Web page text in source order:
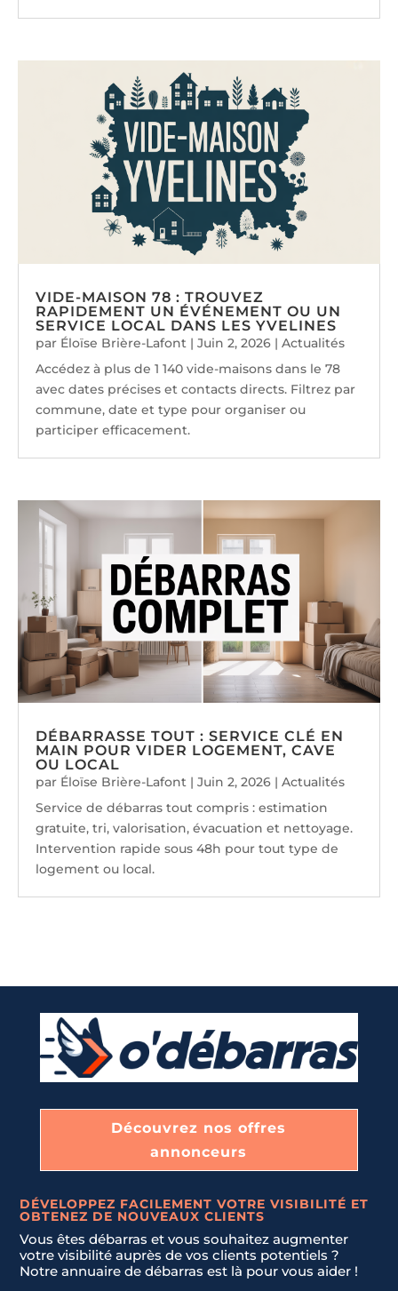
VIDE-MAISON 78 : TROUVEZ
RAPIDEMENT UN ÉVÉNEMENT OU UN
SERVICE LOCAL DANS LES YVELINES
par Éloïse Brière-Lafont |Juin 2, 2026 |Actualités
Accédez à plus de 1 140 vide-maisons dans le 78
avec dates précises et contacts directs. Filtrez par
commune, date et type pour organiser ou
participer efficacement.
DÉBARRASSE TOUT : SERVICE CLÉ EN
MAIN POUR VIDER LOGEMENT, CAVE
OU LOCAL
par Éloïse Brière-Lafont |Juin 2, 2026 |Actualités
Service de débarras tout compris : estimation
gratuite, tri, valorisation, évacuation et nettoyage.
Intervention rapide sous 48h pour tout type de
logement ou local.
Découvrez nos offres
annonceurs
DÉVELOPPEZ FACILEMENT VOTRE VISIBILITÉ ET
OBTENEZ DE NOUVEAUX CLIENTS
Vous êtes débarras et vous souhaitez augmenter
votre visibilité auprès de vos clients potentiels ?
Notre annuaire de débarras est là pour vous aider !